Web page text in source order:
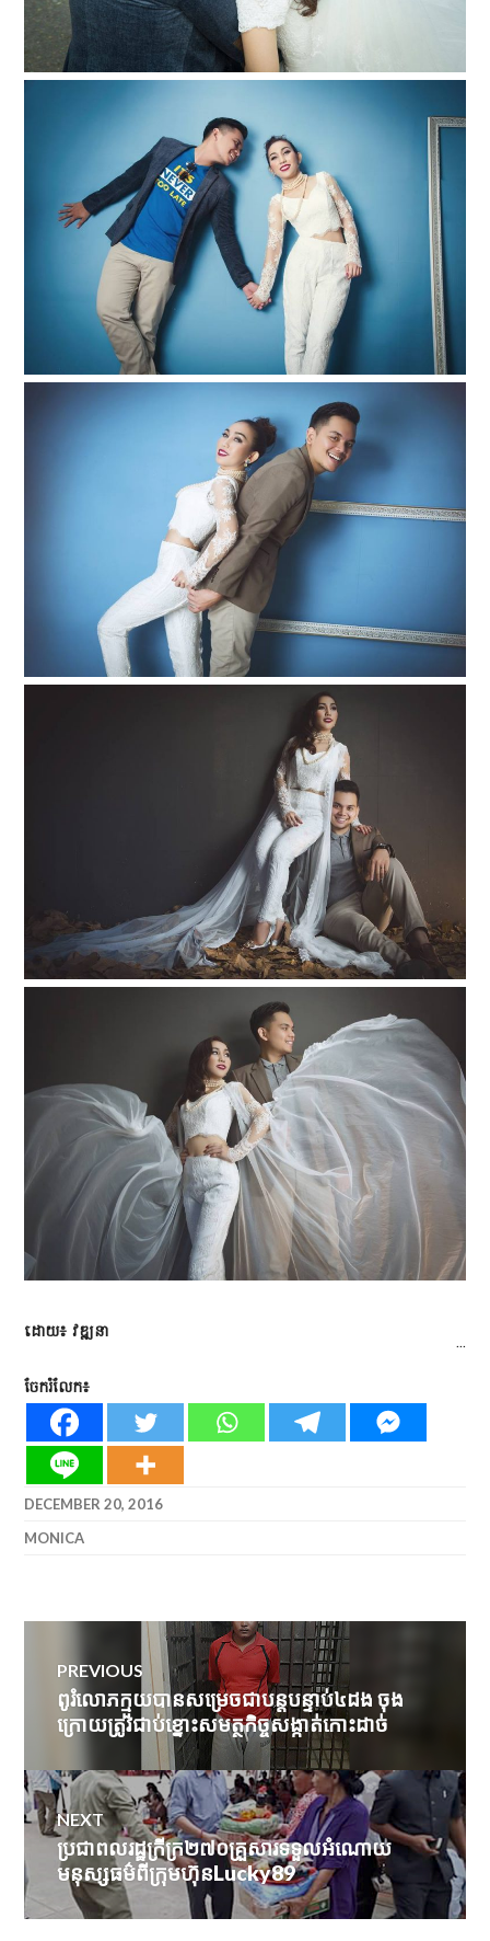
...
ដោយ៖ វឌ្ឍនា
ចែករំលែក៖
DECEMBER 20, 2016
MONICA
navigation
PREVIOUS
Previous
post:
ពូរំលោភក្មួយបានសម្រេចជាបន្តបន្ទាប់៤ដង ចុង
ក្រោយត្រូវជាប់ខ្នោះសមត្ថកិច្ចសង្កាត់កោះដាច់
NEXT
Next
post:
ប្រជាពលរដ្ឋក្រីក្រ២៧០គ្រួសារទទួលអំណោយ
មនុស្សធម៌ពីក្រុមហ៊ុនLucky89